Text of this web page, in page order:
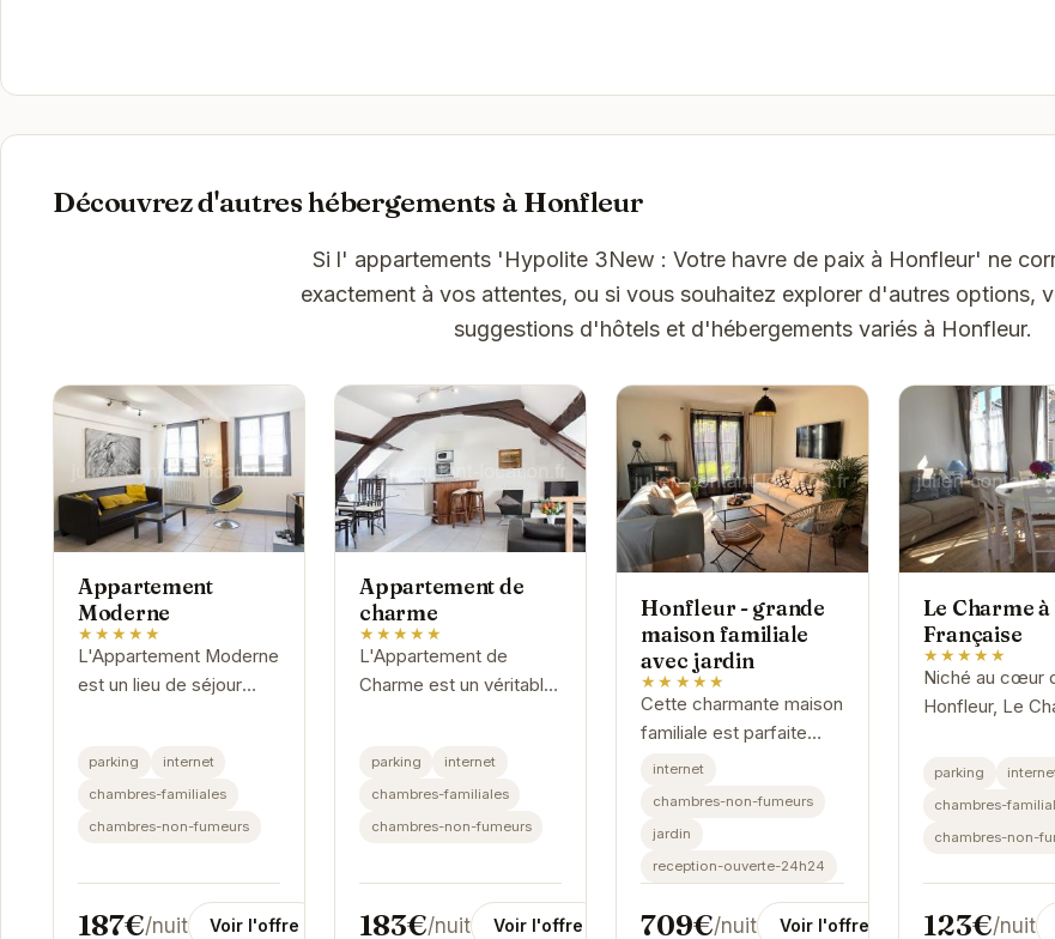
Découvrez d'autres hébergements à Honfleur
Si l' appartements 'Hypolite 3New : Votre havre de paix à Honfleur' ne
exactement à vos attentes, ou si vous souhaitez explorer d'autres options,
suggestions d'hôtels et d'hébergements variés à Honfleur.
Appartement
Moderne
★★★★★
L'Appartement Moderne
est un lieu de séjour
emplacement privilégié
vous permet d'accéder
facilement aux...
parking
internet
chambres-familiales
chambres-non-fumeurs
187€/nuit Voir l'offre
Appartement de
charme
★★★★★
L'Appartement de
Charme est un véritable
emplacement idéal vous
permet d'explorer
facilement les ruelles...
parking
internet
chambres-familiales
chambres-non-fumeurs
183€/nuit Voir l'offre
Honfleur - grande
maison familiale
avec jardin
★★★★★
Cette charmante maison
familiale est parfaite
pour un séjour à
espace de détente idéal
pour les...
internet
chambres-non-fumeurs
jardin
reception-ouverte-24h24
709€/nuit Voir l'offre
Le Charme à
Française
★★★★★
Niché au cœur
Honfleur, Le
dans un cadre
confortables...
parking
chambres-
chambres-non-
123€/nuit